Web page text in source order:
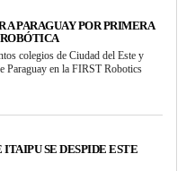
A PARAGUAY POR PRIMERA
colegios de Ciudad del Este y
Paraguay en la FIRST Robotics
SE DESPIDE ESTE